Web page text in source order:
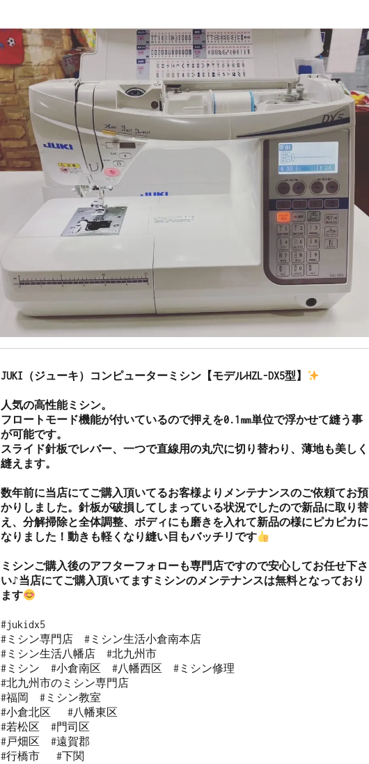
JUKI（ジューキ）コンピューターミシン【モデルHZL-DX5型】
人気の高性能ミシン。
フロートモード機能が付いているので押えを0.1㎜単位で浮かせて縫う事
が可能です。
スライド針板でレバー、一つで直線用の丸穴に切り替わり、薄地も美しく
縫えます。
数年前に当店にてご購入頂いてるお客様よりメンテナンスのご依頼てお預
かりしました。針板が破損してしまっている状況でしたので新品に取り替
え、分解掃除と全体調整、ボディにも磨きを入れて新品の様にピカピカに
なりました！動きも軽くなり縫い目もバッチリです
ミシンご購入後のアフターフォローも専門店ですので安心してお任せ下さ
い♪当店にてご購入頂いてますミシンのメンテナンスは無料となっており
ます
#jukidx5
#ミシン専門店  #ミシン生活小倉南本店
#ミシン生活八幡店  #北九州市
#ミシン  #小倉南区  #八幡西区  #ミシン修理
#北九州市のミシン専門店
#福岡  #ミシン教室
#小倉北区   #八幡東区
#若松区  #門司区
#戸畑区  #遠賀郡
#行橋市   #下関